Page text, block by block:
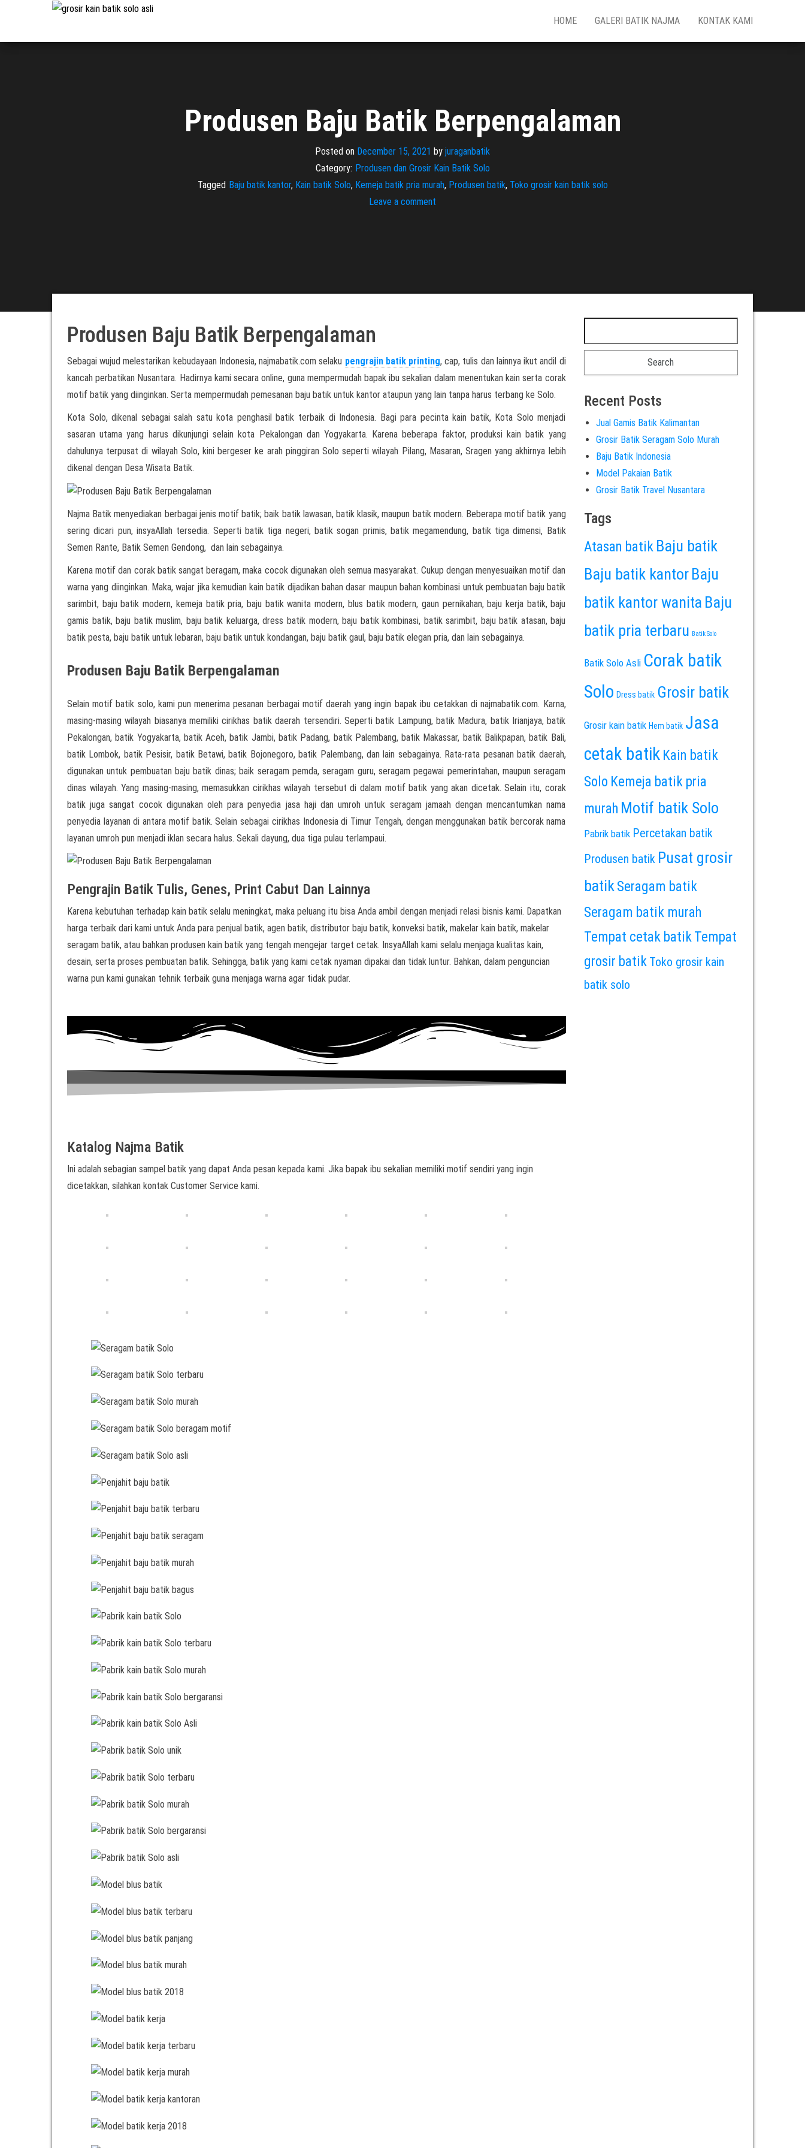
Pabrik
Jasa
Pabrik
HOME GALERI BATIK NAJMA KONTAK KAMI
Produsen Baju Batik Berpengalaman
Posted on December 15, 2021 by juraganbatik
Category: Produsen dan Grosir Kain Batik Solo
Tagged Baju batik kantor, Kain batik Solo, Kemeja batik pria murah, Produsen batik, Toko grosir kain batik solo
Leave a comment
Produsen Baju Batik Berpengalaman
Sebagai wujud melestarikan kebudayaan Indonesia, najmabatik.com selaku pengrajin batik printing, cap, tulis dan lainnya ikut andil di
kancah perbatikan Nusantara. Hadirnya kami secara online, guna mempermudah bapak ibu sekalian dalam menentukan kain serta corak
motif batik yang diinginkan. Serta mempermudah pemesanan baju batik untuk kantor ataupun yang lain tanpa harus terbang ke Solo.
Kota Solo, dikenal sebagai salah satu kota penghasil batik terbaik di Indonesia. Bagi para pecinta kain batik, Kota Solo menjadi
sasaran utama yang harus dikunjungi selain kota Pekalongan dan Yogyakarta. Karena beberapa faktor, produksi kain batik yang
dahulunya terpusat di wilayah Solo, kini bergeser ke arah pinggiran Solo seperti wilayah Pilang, Masaran, Sragen yang akhirnya lebih
dikenal dengan Desa Wisata Batik.
Najma Batik menyediakan berbagai jenis motif batik; baik batik lawasan, batik klasik, maupun batik modern. Beberapa motif batik yang
sering dicari pun, insyaAllah tersedia. Seperti batik tiga negeri, batik sogan primis, batik megamendung, batik tiga dimensi, Batik
Semen Rante, Batik Semen Gendong, dan lain sebagainya.
Karena motif dan corak batik sangat beragam, maka cocok digunakan oleh semua masyarakat. Cukup dengan menyesuaikan motif dan
warna yang diinginkan. Maka, wajar jika kemudian kain batik dijadikan bahan dasar maupun bahan kombinasi untuk pembuatan baju batik
sarimbit, baju batik modern, kemeja batik pria, baju batik wanita modern, blus batik modern, gaun pernikahan, baju kerja batik, baju
gamis batik, baju batik muslim, baju batik keluarga, dress batik modern, baju batik kombinasi, batik sarimbit, baju batik atasan, baju
batik pesta, baju batik untuk lebaran, baju batik untuk kondangan, baju batik gaul, baju batik elegan pria, dan lain sebagainya.
Produsen Baju Batik Berpengalaman
Selain motif batik solo, kami pun menerima pesanan berbagai motif daerah yang ingin bapak ibu cetakkan di najmabatik.com. Karna,
masing-masing wilayah biasanya memiliki cirikhas batik daerah tersendiri. Seperti batik Lampung, batik Madura, batik Irianjaya, batik
Pekalongan, batik Yogyakarta, batik Aceh, batik Jambi, batik Padang, batik Palembang, batik Makassar, batik Balikpapan, batik Bali,
batik Lombok, batik Pesisir, batik Betawi, batik Bojonegoro, batik Palembang, dan lain sebagainya. Rata-rata pesanan batik daerah,
digunakan untuk pembuatan baju batik dinas; baik seragam pemda, seragam guru, seragam pegawai pemerintahan, maupun seragam
dinas wilayah. Yang masing-masing, memasukkan cirikhas wilayah tersebut di dalam motif batik yang akan dicetak. Selain itu, corak
batik juga sangat cocok digunakan oleh para penyedia jasa haji dan umroh untuk seragam jamaah dengan mencantumkan nama
penyedia layanan di antara motif batik. Selain sebagai cirikhas Indonesia di Timur Tengah, dengan menggunakan batik bercorak nama
layanan umroh pun menjadi iklan secara halus. Sekali dayung, dua tiga pulau terlampaui.
Pengrajin Batik Tulis, Genes, Print Cabut Dan Lainnya
Karena kebutuhan terhadap kain batik selalu meningkat, maka peluang itu bisa Anda ambil dengan menjadi relasi bisnis kami. Dapatkan
harga terbaik dari kami untuk Anda para penjual batik, agen batik, distributor baju batik, konveksi batik, makelar kain batik, makelar
seragam batik, atau bahkan produsen kain batik yang tengah mengejar target cetak. InsyaAllah kami selalu menjaga kualitas kain,
desain, serta proses pembuatan batik. Sehingga, batik yang kami cetak nyaman dipakai dan tidak luntur. Bahkan, dalam penguncian
warna pun kami gunakan tehnik terbaik guna menjaga warna agar tidak pudar.
Katalog Najma Batik
Ini adalah sebagian sampel batik yang dapat Anda pesan kepada kami. Jika bapak ibu sekalian memiliki motif sendiri yang ingin
dicetakkan, silahkan kontak Customer Service kami.
Recent Posts
Jual Gamis Batik Kalimantan
Grosir Batik Seragam Solo Murah
Baju Batik Indonesia
Model Pakaian Batik
Grosir Batik Travel Nusantara
Tags
Atasan batik Baju batik
Baju batik kantor Baju
batik kantor wanita Baju
batik pria terbaru Batik Solo
Batik Solo Asli Corak batik
Solo Dress batik Grosir batik
Grosir kain batik Hem batik Jasa
cetak batik Kain batik
Solo Kemeja batik pria
murah Motif batik Solo
Pabrik batik Percetakan batik
Produsen batik Pusat grosir
batik Seragam batik
Seragam batik murah
Tempat cetak batik Tempat
grosir batik Toko grosir kain
batik solo